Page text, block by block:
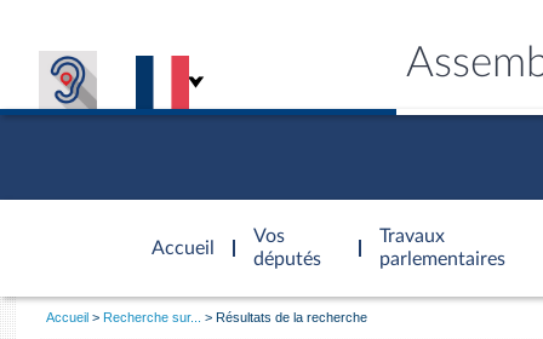
Accueil
d'accueil
Vos
députés
Travaux
parlementaires
Vous
Accueil Recherche sur... Résultats de la recherche